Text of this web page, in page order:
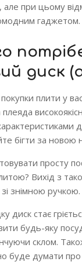
але при цьому
гаджетом.
диск
плити у
плеяда
бігти за новою
просту
Вихід з
знімною ручкою.
диск стає
будь-яку
склом.
буде думати